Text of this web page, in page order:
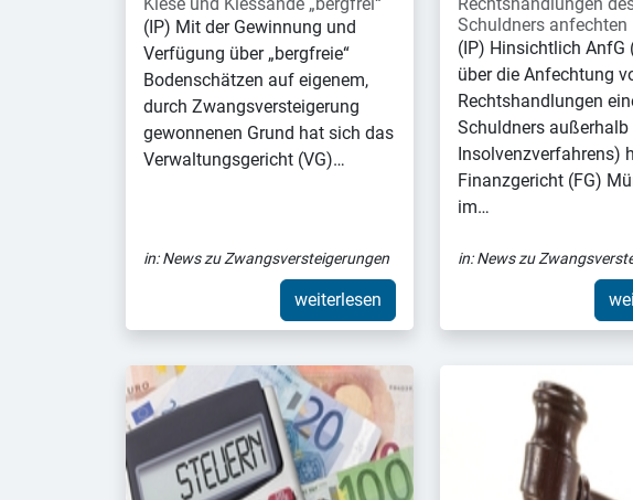
(IP) Mit der Gewinnung und
Verfügung über „bergfreie“
Bodenschätzen auf eigenem,
durch Zwangsversteigerung
gewonnenen Grund hat sich das
Verwaltungsgericht (VG)…
in:News zu Zwangsversteigerungen
weiterlesen
Schuldners anfechten
(IP) Hinsichtlich AnfG
über die Anfechtung
Rechtshandlungen
Schuldners außerhalb
Insolvenzverfahrens)
Finanzgericht (FG)
im…
in:News zu